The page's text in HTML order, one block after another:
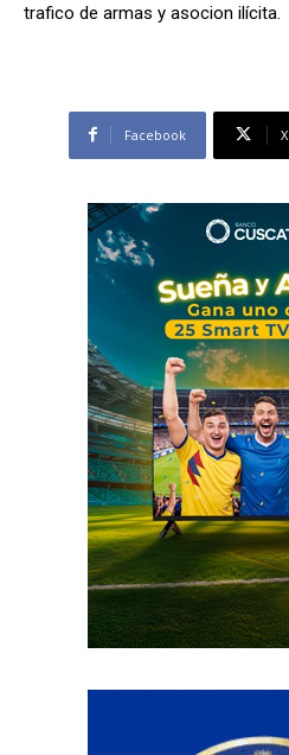
trafico de armas y asocion ilícita.
Facebook X